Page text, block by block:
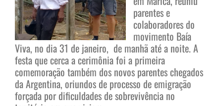
parentes e
colaboradores do
movimento Baía
Viva, no dia 31 de janeiro, de manhã até a noite. A
festa que cerca a cerimônia foi a primeira
comemoração também dos novos parentes chegados
da Argentina, oriundos de processo de emigração
forçada por dificuldades de sobrevivência no